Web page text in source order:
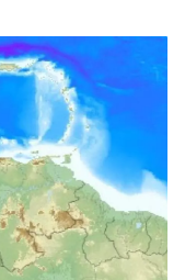
sanitaria